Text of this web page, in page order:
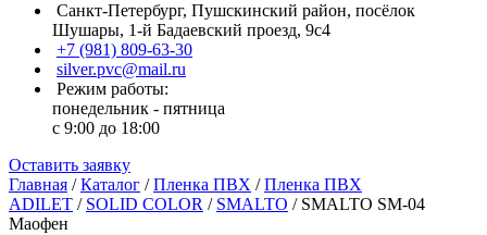
Санкт-Петербург, Пушскинский район, посёлок
Шушары, 1-й Бадаевский проезд, 9с4
+7 (981) 809-63-30
silver.pvc@mail.ru
Режим работы:
понедельник - пятница
с 9:00 до 18:00
Оставить заявку
Главная /Каталог /Пленка ПВХ /Пленка ПВХ
ADILET / SOLID COLOR / SMALTO / SMALTO SM-04
Маофен